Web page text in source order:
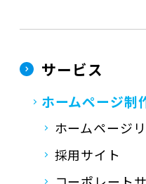
サービス
ホームページ制
ホームページ
採用サイト